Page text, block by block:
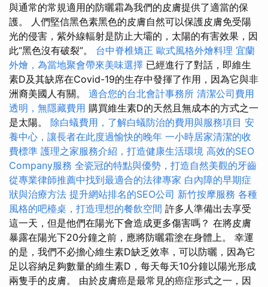
與通常的常規適用的防曬霜為我們的皮膚提供了適當的保
護。 人們堅信黑色素黑色的皮膚自然可以保護皮膚免受陽
光的侵害，紫外線輻射是防止大壩的，太陽的有害效果，因
此“黑色沒有破裂”。 台中脊椎矯正 歐式風格外燴料理 宜蘭
外燴，為當地聚會帶來美味選擇 已經進行了對話，即維生
素D及其缺席在Covid-19的生存中發揮了作用，因為它與非
洲裔美國人有關。 適合您的台北會計事務所 清潔公司費用
透明，無隱藏費用 購買維生素D的天然且無成本的方式之一
是太陽。 除白蟻費用，了解白蟻防治的費用與服務項目 安
養中心，讓長者在此度過愉快的晚年 一小時居家清潔的收
費標準 護理之家服務介紹，打造健康生活環境 高效的SEO
Company服務 全瓷冠的特點與優勢，打造自然美觀的牙齒
從專業律師推薦中找到最適合的法律專家 白內障的早期症
狀與治療方法 提升網站排名的SEO公司 新竹按摩服務 各種
風格的吧檯桌，打造理想的餐飲空間 許多人準備出去享受
這一天，但是他們在陽光下會造成更多傷害嗎？ 在將皮膚
暴露在陽光下20分鐘之前，應將防曬霜塗在身體上。 幸運
的是，我們不必擔心維生素D缺乏效率，可以防曬，因為它
足以容納足夠數量的維生素D，每天每天10分鐘以陽光形成
兩隻手的皮膚。 由於皮膚癌是最常見的癌症形式之一，因